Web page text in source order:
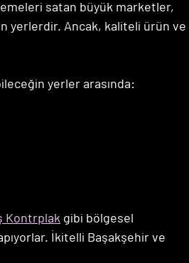
satan büyük marketler,
yerlerdir. Ancak, kaliteli ürün ve
yerler arasında:
Kontrplak gibi bölgesel
İkitelli Başakşehir ve